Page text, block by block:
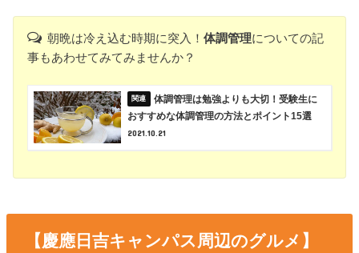
朝晩は冷え込む時期に突入！ 体調管理についての記
事もあわせてみてみませんか？
体調管理は勉強よりも大切！受験生に
おすすめな体調管理の方法とポイント15選
2021.10.21
【慶應日吉キャンパス周辺のグルメ】